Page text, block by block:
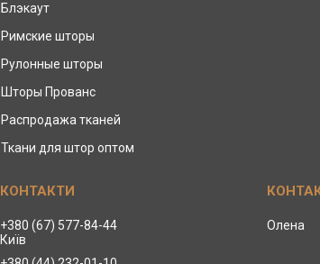
Блэкаут
Римские шторы
Рулонные шторы
Шторы Прованс
Распродажа тканей
Ткани для штор оптом
+380 (67) 577-84-44
Київ
Олена